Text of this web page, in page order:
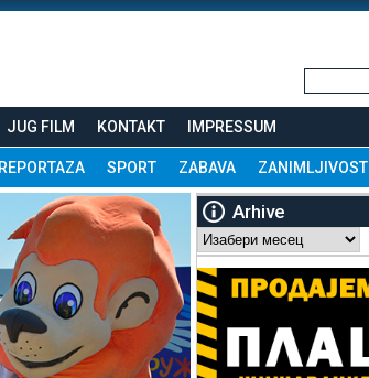
JUG FILM KONTAKT IMPRESSUM
REPORTAZA SPORT ZABAVA ZANIMLJIVOSTI
Arhive
Arhive